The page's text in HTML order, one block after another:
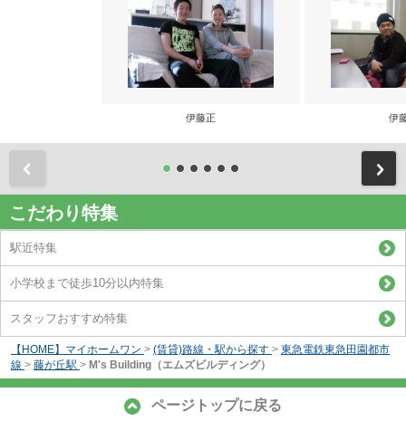
伊藤正 伊
こだわり特集
駅近特集
小学校まで徒歩10分以内特集
スタッフおすすめ特集
【HOME】マイホームワン > (賃貸)路線・駅から探す > 東急電鉄東急田園都市
線 > 藤が丘駅 > M's Building（エムズビルディング）
ページトップに戻る